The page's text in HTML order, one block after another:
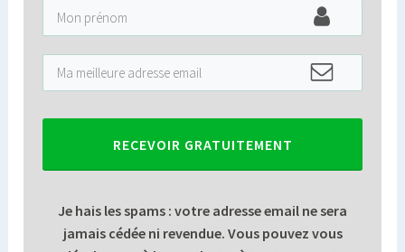
RECEVOIR GRATUITEMENT
Je hais les spams : votre adresse email ne sera
jamais cédée ni revendue. Vous pouvez vous